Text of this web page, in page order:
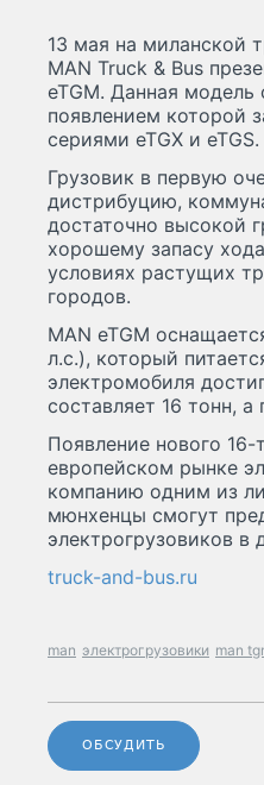
13 мая на миланской
MAN Truck & Bus
eTGM. Данная модель
появлением которой
сериями eTGX и eTGS.
Грузовик в первую
дистрибуцию,
достаточно высокой
хорошему запасу
условиях растущих
городов.
MAN eTGM
л.с.), который
электромобиля
составляет 16 тонн,
Появление нового 16-
европейском рынке
компанию одним из
мюнхенцы смогут
электрогрузовиков в
truck-and-bus.ru
man электрогрузовики man
ОБСУДИТЬ